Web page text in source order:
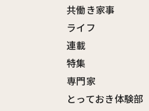
共働き家事
ライフ
連載
特集
専門家
とっておき体験部